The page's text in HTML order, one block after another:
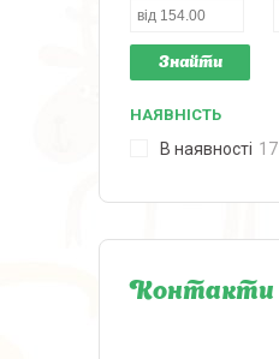
Знайти
НАЯВНІСТЬ
В наявності 17
Контакти